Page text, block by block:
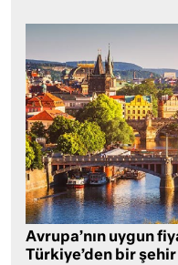
Avrupa’nın uygun
Türkiye’den bir